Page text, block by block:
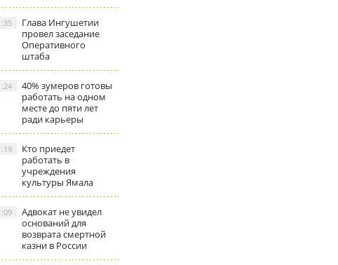
Глава Ингушетии
провел заседание
Оперативного
штаба
40% зумеров готовы
работать на одном
месте до пяти лет
ради карьеры
Кто приедет
работать в
учреждения
культуры Ямала
Адвокат не увидел
оснований для
возврата смертной
казни в России